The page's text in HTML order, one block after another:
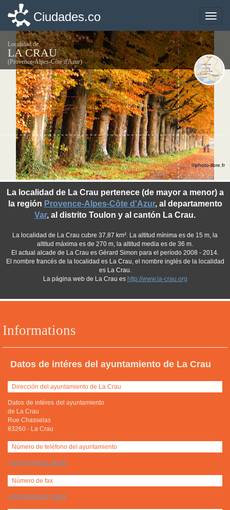
Toggle
Ciudades.co
Localidad de
LA CRAU
(Provence-Alpes-Côte d'Azur)
Informations
Datos de intéres del ayuntamiento de La Crau
Dirección del ayuntamiento de La Crau
Datos de intéres del ayuntamiento
de La Crau
Rue Chasselas
83260 - La Crau
Número de teléfono del ayuntamiento
+(33) 04 94 01 56 80
Número de fax
+(33) 04 94 01 56 83
La localidad de La Crau pertenece (de mayor a menor) a
la región Provence-Alpes-Côte d'Azur, al departamento
Var, al distrito Toulon y al cantón La Crau.
La localidad de La Crau cubre 37,87 km². La altitud mínima es de 15 m, la
altitud máxima es de 270 m, la altitud media es de 36 m.
El actual alcade de La Crau es Gérard Simon para el período 2008 - 2014.
El nombre francés de la localidad es La Crau, el nombre inglés de la localidad
es La Crau.
La página web de La Crau es http://www.la-crau.org
©photo-libre.fr
Toggle
Ciudades.co